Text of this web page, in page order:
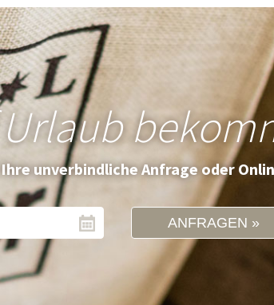
unverbindliche Anfrage oder
ANFRAGEN